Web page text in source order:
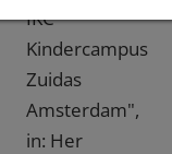
IKC
Kindercampus
Zuidas
Amsterdam",
in: Her